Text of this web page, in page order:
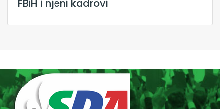
FBiH i njeni kadrovi